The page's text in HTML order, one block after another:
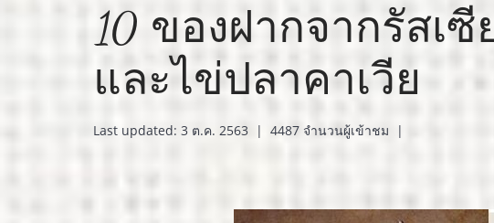
10 ของฝากจากรัสเ
และไข่ปลาคาเวีย
Last updated: 3 ต.ค. 2563 | 4487 จำนวนผู้เข้าชม |